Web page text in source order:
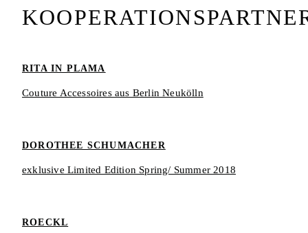
RITA IN PLAMA
Couture Accessoires aus Berlin Neukölln
DOROTHEE SCHUMACHER
exklusive Limited Edition Spring/ Summer 2018
ROECKL